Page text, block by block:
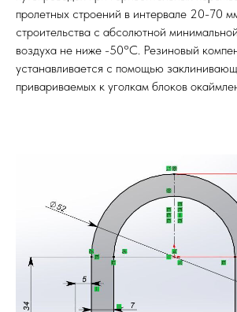
пролетных строений в интервале 20-70
строительства с абсолютной
воздуха не ниже -50°С. Резиновый
устанавливается с помощью
привариваемых к уголкам блоков